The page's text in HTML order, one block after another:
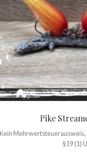
Pike
Kein
§19 (1)